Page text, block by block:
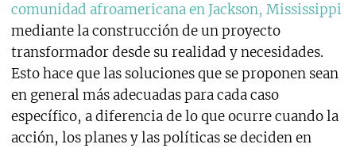
comunidad afroamericana en Jackson, Mississippi
mediante la construcción de un proyecto
transformador desde su realidad y necesidades.
Esto hace que las soluciones que se proponen sean
en general más adecuadas para cada caso
específico, a diferencia de lo que ocurre cuando la
acción, los planes y las políticas se deciden en